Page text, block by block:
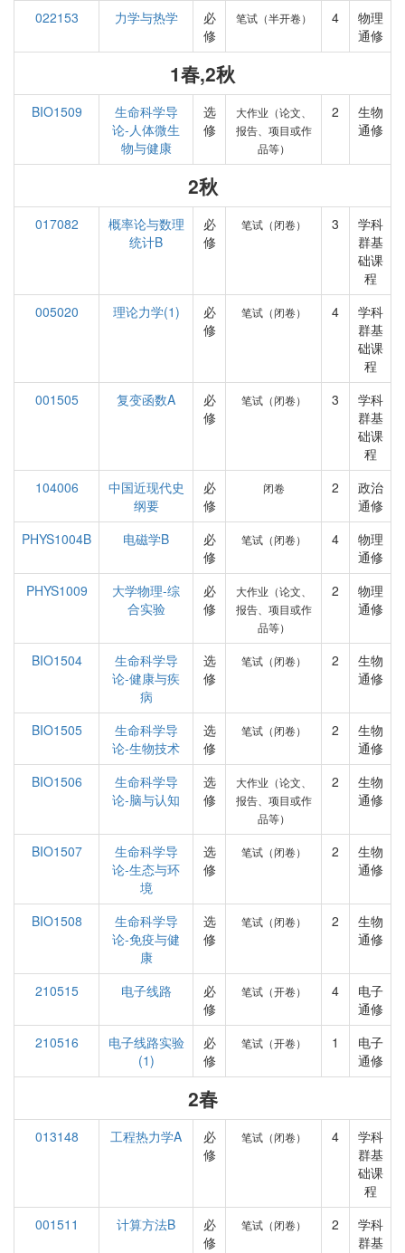
022153
力学与热学
必
修
笔试（半开卷） 4
物理
通修
1春,2秋
BIO1509
生命科学导
论-人体微生
物与健康
选
修
大作业（论文、
报告、项目或作
品等）
2
生物
通修
2秋
017082
概率论与数理
统计B
必
修
笔试（闭卷） 3
学科
群基
础课
程
005020
理论力学(1)
必
修
笔试（闭卷） 4
学科
群基
础课
程
001505
复变函数A
必
修
笔试（闭卷） 3
学科
群基
础课
程
104006
中国近现代史
纲要
必
修
闭卷 2
政治
通修
PHYS1004B
电磁学B
必
修
笔试（闭卷） 4
物理
通修
PHYS1009
大学物理-综
合实验
必
修
大作业（论文、
报告、项目或作
品等）
2
物理
通修
BIO1504
生命科学导
论-健康与疾
病
选
修
笔试（闭卷） 2
生物
通修
BIO1505
生命科学导
论-生物技术
选
修
笔试（闭卷） 2
生物
通修
BIO1506
生命科学导
论-脑与认知
选
修
大作业（论文、
报告、项目或作
品等）
2
生物
通修
BIO1507
生命科学导
论-生态与环
境
选
修
笔试（闭卷） 2
生物
通修
BIO1508
生命科学导
论-免疫与健
康
选
修
笔试（闭卷） 2
生物
通修
210515 电子线路
必
修
笔试（开卷） 4
电子
通修
210516
电子线路实验
(1)
必
修
笔试（开卷） 1
电子
通修
2春
013148 工程热力学A
必
修
笔试（闭卷） 4
学科
群基
础课
程
001511
计算方法B
必
修
笔试（闭卷） 2
学科
群基